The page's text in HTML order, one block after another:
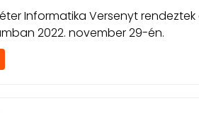
Informatika Versenyt
2022. november 29-én.